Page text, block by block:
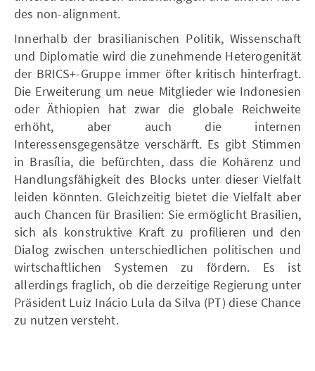
des non-alignment.
Innerhalb der brasilianischen Politik, Wissenschaft
und Diplomatie wird die zunehmende Heterogenität
der BRICS+-Gruppe immer öfter kritisch hinterfragt.
Die Erweiterung um neue Mitglieder wie Indonesien
oder Äthiopien hat zwar die globale Reichweite
erhöht, aber auch die internen
Interessensgegensätze verschärft. Es gibt Stimmen
in Brasília, die befürchten, dass die Kohärenz und
Handlungsfähigkeit des Blocks unter dieser Vielfalt
leiden könnten. Gleichzeitig bietet die Vielfalt aber
auch Chancen für Brasilien: Sie ermöglicht Brasilien,
sich als konstruktive Kraft zu profilieren und den
Dialog zwischen unterschiedlichen politischen und
wirtschaftlichen Systemen zu fördern. Es ist
allerdings fraglich, ob die derzeitige Regierung unter
Präsident Luiz Inácio Lula da Silva (PT) diese Chance
zu nutzen versteht.